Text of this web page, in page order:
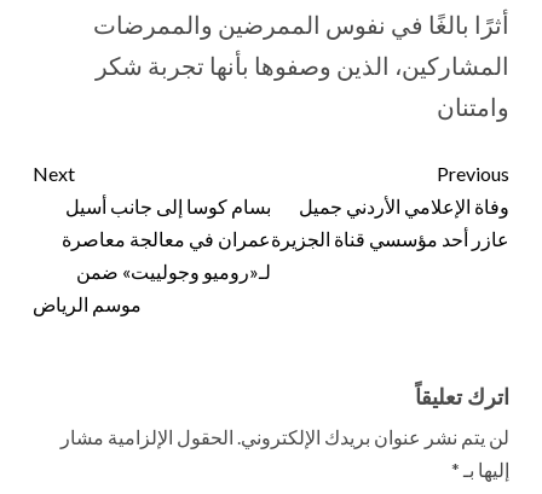
أثرًا بالغًا في نفوس الممرضين والممرضات
المشاركين، الذين وصفوها بأنها تجربة شكر
وامتنان
Previous
وفاة الإعلامي الأردني جميل
عازر أحد مؤسسي قناة الجزيرة
Next
بسام كوسا إلى جانب أسيل
عمران في معالجة معاصرة
لـ«روميو وجولييت» ضمن
موسم الرياض
اترك تعليقاً
لن يتم نشر عنوان بريدك الإلكتروني. الحقول الإلزامية مشار
إليها بـ *